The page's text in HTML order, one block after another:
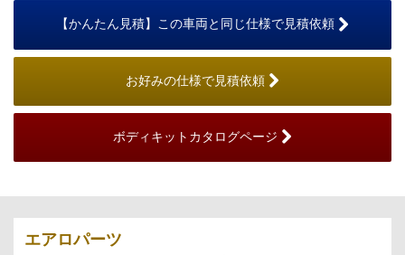
【かんたん見積】この車両と同じ仕様で見積依頼
お好みの仕様で見積依頼
ボディキットカタログページ
エアロパーツ